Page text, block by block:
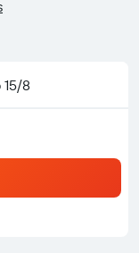
15/8